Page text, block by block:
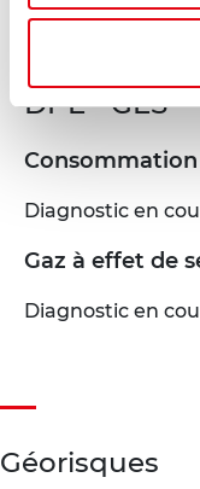
DPE - GES
Diagnostic en
Gaz à effet de
Diagnostic en
Géorisques